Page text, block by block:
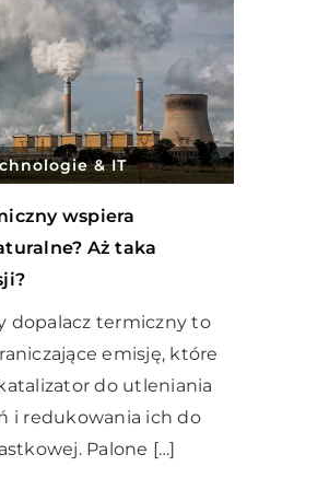
& IT
wspiera
Aż taka
dopalacz termiczny to
emisję, które
do utleniania
i redukowania ich do
Palone […]